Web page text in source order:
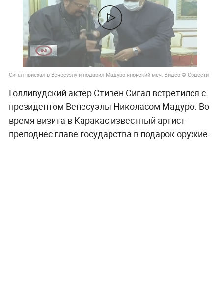
Сигал приехал в Венесуэлу и подарил Мадуро японский меч. Видео © Соцсети
Голливудский актёр Стивен Сигал встретился с
президентом Венесуэлы Николасом Мадуро. Во
время визита в Каракас известный артист
преподнёс главе государства в подарок оружие.